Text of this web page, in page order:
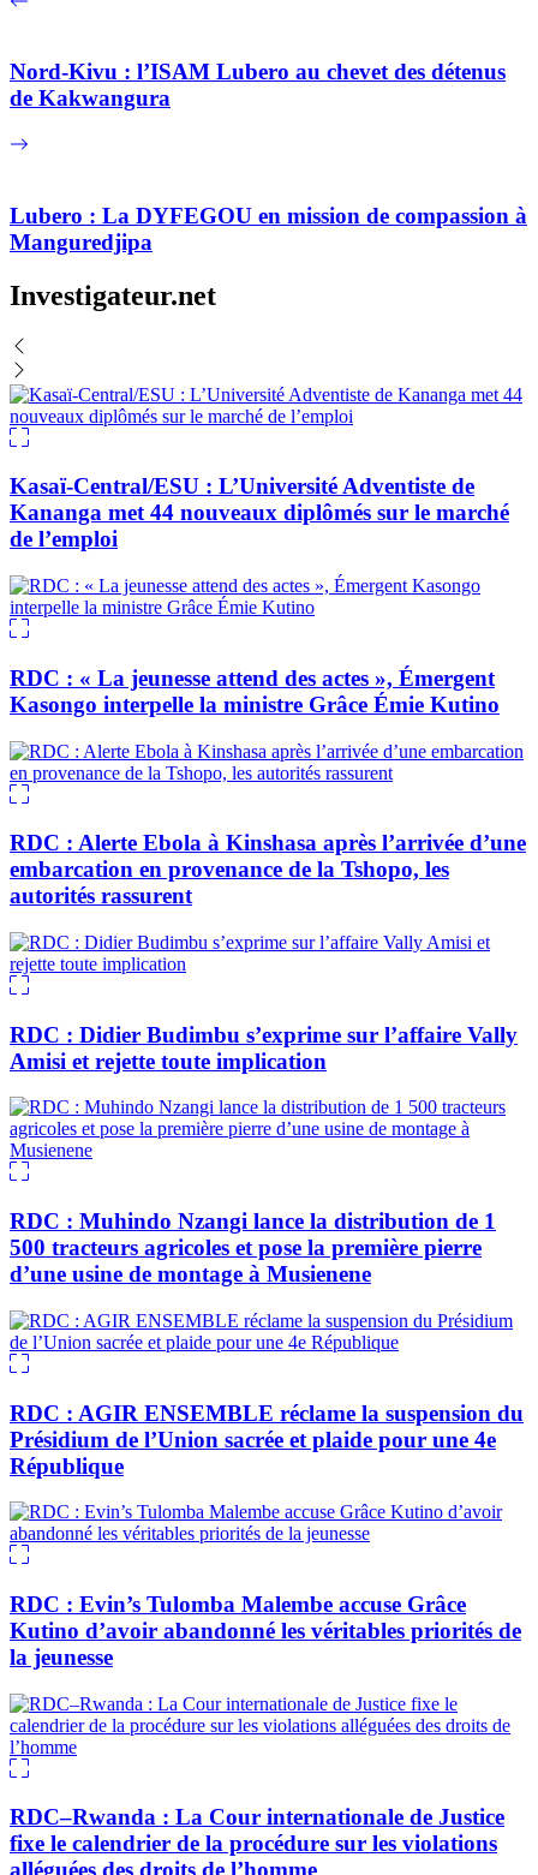
Nord-Kivu : l’ISAM Lubero au chevet des détenus
de Kakwangura
Lubero : La DYFEGOU en mission de compassion à
Manguredjipa
Investigateur.net
Kasaï-Central/ESU : L’Université Adventiste de
Kananga met 44 nouveaux diplômés sur le marché
de l’emploi
RDC : « La jeunesse attend des actes », Émergent
Kasongo interpelle la ministre Grâce Émie Kutino
RDC : Alerte Ebola à Kinshasa après l’arrivée d’une
embarcation en provenance de la Tshopo, les
autorités rassurent
RDC : Didier Budimbu s’exprime sur l’affaire Vally
Amisi et rejette toute implication
RDC : Muhindo Nzangi lance la distribution de 1
500 tracteurs agricoles et pose la première pierre
d’une usine de montage à Musienene
RDC : AGIR ENSEMBLE réclame la suspension du
Présidium de l’Union sacrée et plaide pour une 4e
République
RDC : Evin’s Tulomba Malembe accuse Grâce
Kutino d’avoir abandonné les véritables priorités de
la jeunesse
RDC–Rwanda : La Cour internationale de Justice
fixe le calendrier de la procédure sur les violations